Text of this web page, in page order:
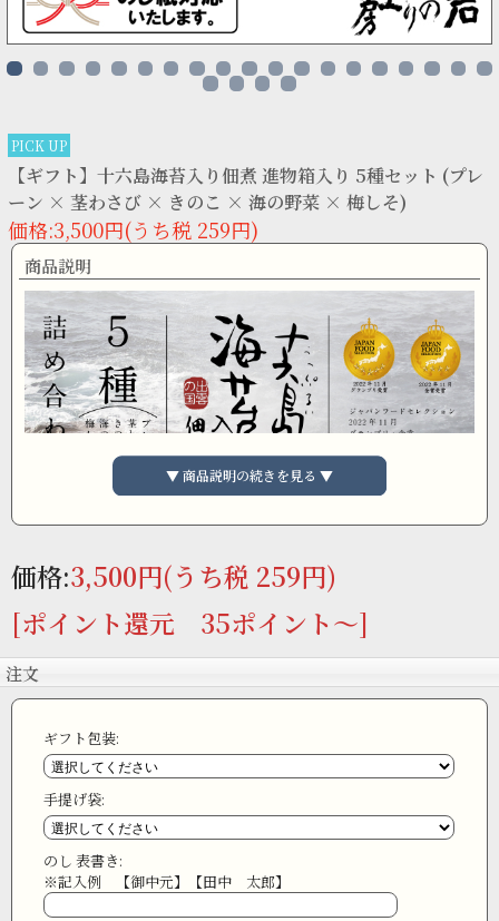
PICK UP
【ギフト】十六島海苔入り佃煮 進物箱入り 5種セット (プレ
ーン × 茎わさび × きのこ × 海の野菜 × 梅しそ)
価格:3,500円(うち税 259円)
商品説明
▼ 商品説明の続きを見る ▼
価格:3,500円(うち税 259円)
[ポイント還元 35ポイント～]
注文
ギフト包装:
手提げ袋:
のし 表書き:
※記入例 【御中元】【田中 太郎】